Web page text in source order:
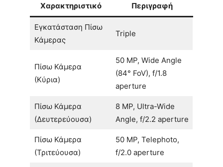
Χαρακτηριστικό Περιγραφή
Εγκατάσταση Πίσω
Κάμερας
Triple
Πίσω Κάμερα
(Κύρια)
50 MP, Wide Angle
(84° FoV), f/1.8
aperture
Πίσω Κάμερα
(Δευτερεύουσα)
8 MP, Ultra-Wide
Angle, f/2.2 aperture
Πίσω Κάμερα
(Τριτεύουσα)
50 MP, Telephoto,
f/2.0 aperture